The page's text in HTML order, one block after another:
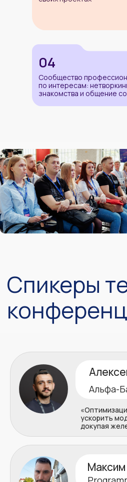
04
Сообщество
по интересам:
знакомства и общение
конференции
Все спикеры ПерфКонф
Больше о выступлениях
на предстоящей конференции:
«Оптимизация инференса
ускорить модель, не меняя
докупая железо»
Алексей Фатеев
«Повышение
за счет ИИ агентов»
Сбер
инфраструктурного кода»
Авито
«О сравнении классических
подходов к управлению
продакшеном на базе
британской библиотеки
и современных SRE
Андрей Зарубин
Райффайзен Банк
Максимум пользы за
денег»